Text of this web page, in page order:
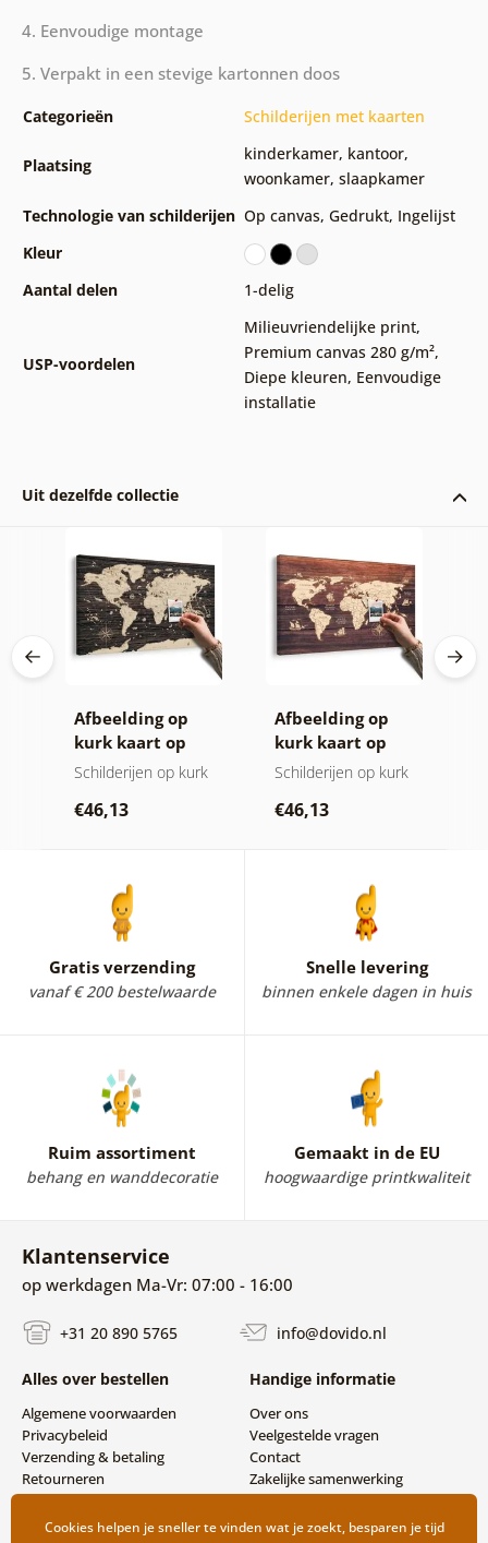
4. Eenvoudige montage
5. Verpakt in een stevige kartonnen doos
Categorieën Schilderijen met kaarten
Plaatsing
kinderkamer, kantoor,
woonkamer, slaapkamer
Technologie van schilderijen Op canvas, Gedrukt, Ingelijst
Kleur
Aantal delen
1-delig
USP-voordelen
Milieuvriendelijke print,
Premium canvas 280 g/m²,
Diepe kleuren, Eenvoudige
installatie
Uit dezelfde collectie
Afbeelding op
kurk kaart op
houten
Schilderijen op kurk
€46,13
Afbeelding op
kurk kaart op
hout
Schilderijen op kurk
€46,13
Gratis verzending
vanaf € 200 bestelwaarde
Snelle levering
binnen enkele dagen in huis
Ruim assortiment
behang en wanddecoratie
Gemaakt in de EU
hoogwaardige printkwaliteit
Klantenservice
op werkdagen Ma-Vr: 07:00 - 16:00
+31 20 890 5765 info@dovido.nl
Alles over bestellen
Algemene voorwaarden
Privacybeleid
Verzending & betaling
Retourneren
Handige informatie
Over ons
Veelgestelde vragen
Contact
Zakelijke samenwerking
Cookies helpen je sneller te vinden wat je zoekt, besparen je tijd